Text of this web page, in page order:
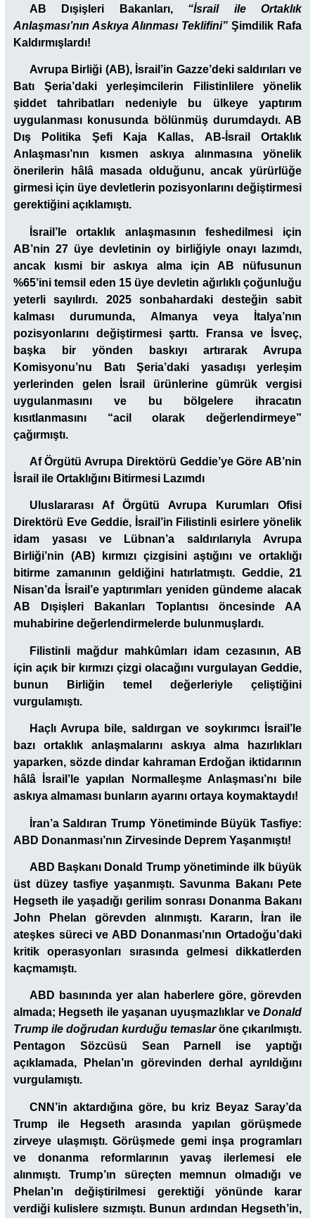
AB Dışişleri Bakanları, “İsrail ile Ortaklık
Anlaşması’nın Askıya Alınması Teklifini” Şimdilik Rafa
Kaldırmışlardı!
Avrupa Birliği (AB), İsrail’in Gazze’deki saldırıları ve
Batı Şeria’daki yerleşimcilerin Filistinlilere yönelik
şiddet tahribatları nedeniyle bu ülkeye yaptırım
uygulanması konusunda bölünmüş durumdaydı. AB
Dış Politika Şefi Kaja Kallas, AB-İsrail Ortaklık
Anlaşması’nın kısmen askıya alınmasına yönelik
önerilerin hâlâ masada olduğunu, ancak yürürlüğe
girmesi için üye devletlerin pozisyonlarını değiştirmesi
gerektiğini açıklamıştı.
İsrail’le ortaklık anlaşmasının feshedilmesi için
AB’nin 27 üye devletinin oy birliğiyle onayı lazımdı,
ancak kısmi bir askıya alma için AB nüfusunun
%65’ini temsil eden 15 üye devletin ağırlıklı çoğunluğu
yeterli sayılırdı. 2025 sonbahardaki desteğin sabit
kalması durumunda, Almanya veya İtalya’nın
pozisyonlarını değiştirmesi şarttı. Fransa ve İsveç,
başka bir yönden baskıyı artırarak Avrupa
Komisyonu’nu Batı Şeria’daki yasadışı yerleşim
yerlerinden gelen İsrail ürünlerine gümrük vergisi
uygulanmasını ve bu bölgelere ihracatın
kısıtlanmasını “acil olarak değerlendirmeye”
çağırmıştı.
Af Örgütü Avrupa Direktörü Geddie’ye Göre AB’nin
İsrail ile Ortaklığını Bitirmesi Lazımdı
Uluslararası Af Örgütü Avrupa Kurumları Ofisi
Direktörü Eve Geddie, İsrail’in Filistinli esirlere yönelik
idam yasası ve Lübnan’a saldırılarıyla Avrupa
Birliği’nin (AB) kırmızı çizgisini aştığını ve ortaklığı
bitirme zamanının geldiğini hatırlatmıştı. Geddie, 21
Nisan’da İsrail’e yaptırımları yeniden gündeme alacak
AB Dışişleri Bakanları Toplantısı öncesinde AA
muhabirine değerlendirmelerde bulunmuşlardı.
Filistinli mağdur mahkûmları idam cezasının, AB
için açık bir kırmızı çizgi olacağını vurgulayan Geddie,
bunun Birliğin temel değerleriyle çeliştiğini
vurgulamıştı.
Haçlı Avrupa bile, saldırgan ve soykırımcı İsrail’le
bazı ortaklık anlaşmalarını askıya alma hazırlıkları
yaparken, sözde dindar kahraman Erdoğan iktidarının
hâlâ İsrail’le yapılan Normalleşme Anlaşması’nı bile
askıya almaması bunların ayarını ortaya koymaktaydı!
İran’a Saldıran Trump Yönetiminde Büyük Tasfiye:
ABD Donanması’nın Zirvesinde Deprem Yaşanmıştı!
ABD Başkanı Donald Trump yönetiminde ilk büyük
üst düzey tasfiye yaşanmıştı. Savunma Bakanı Pete
Hegseth ile yaşadığı gerilim sonrası Donanma Bakanı
John Phelan görevden alınmıştı. Kararın, İran ile
ateşkes süreci ve ABD Donanması’nın Ortadoğu’daki
kritik operasyonları sırasında gelmesi dikkatlerden
kaçmamıştı.
ABD basınında yer alan haberlere göre, görevden
almada; Hegseth ile yaşanan uyuşmazlıklar ve Donald
Trump ile doğrudan kurduğu temaslaröne çıkarılmıştı.
Pentagon Sözcüsü Sean Parnell ise yaptığı
açıklamada, Phelan’ın görevinden derhal ayrıldığını
vurgulamıştı.
CNN’in aktardığına göre, bu kriz Beyaz Saray’da
Trump ile Hegseth arasında yapılan görüşmede
zirveye ulaşmıştı. Görüşmede gemi inşa programları
ve donanma reformlarının yavaş ilerlemesi ele
alınmıştı. Trump’ın süreçten memnun olmadığı ve
Phelan’ın değiştirilmesi gerektiği yönünde karar
verdiği kulislere sızmıştı. Bunun ardından Hegseth’in,